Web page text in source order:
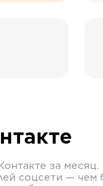
за
соцсети —